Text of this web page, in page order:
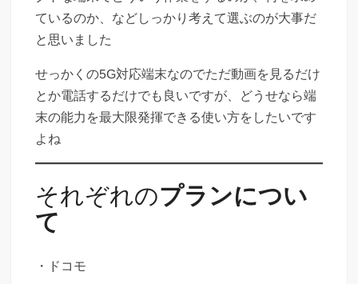
ているのか、などしっかり考えて選ぶのが大事だ
と思いました
せっかくの5G対応端末なのでただ動画を見るだけ
とか電話するだけでも良いですが、どうせなら端
末の能力を最大限発揮できる使い方をしたいです
よね
それぞれのプランについ
て
・ドコモ